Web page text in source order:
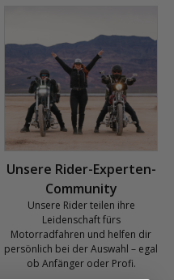
Unsere Rider-Experten-
Community
Unsere Rider teilen ihre
Leidenschaft fürs
Motorradfahren und helfen dir
persönlich bei der Auswahl – egal
ob Anfänger oder Profi.